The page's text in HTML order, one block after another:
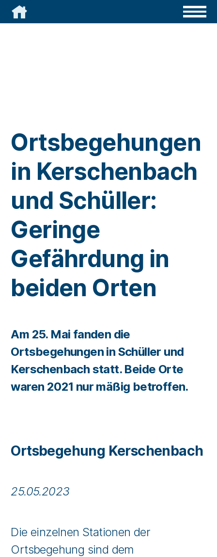

Ortsbegehungen
in Kerschenbach
und Schüller:
Geringe
Gefährdung in
beiden Orten
Am 25. Mai fanden die
Ortsbegehungen in Schüller und
Kerschenbach statt. Beide Orte
waren 2021 nur mäßig betroffen.
Ortsbegehung Kerschenbach
25.05.2023
Die einzelnen Stationen der
Ortsbegehung sind dem